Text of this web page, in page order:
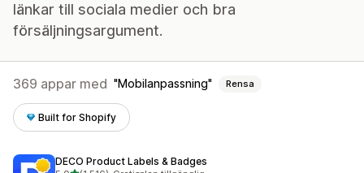
länkar till sociala medier och bra
försäljningsargument.
369 appar med Mobilanpassning Rensa
Built for Shopify
DECO Product Labels & Badges